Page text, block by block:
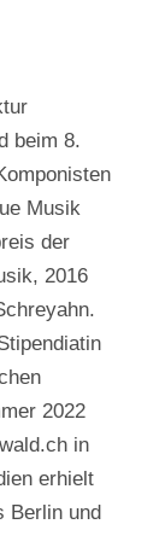
beim 8.
Musik
der
2016
2022
in
erhielt
Berlin und